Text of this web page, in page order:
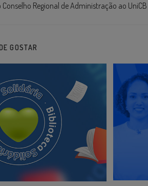
Regional de Administração ao UniCB
GOSTAR